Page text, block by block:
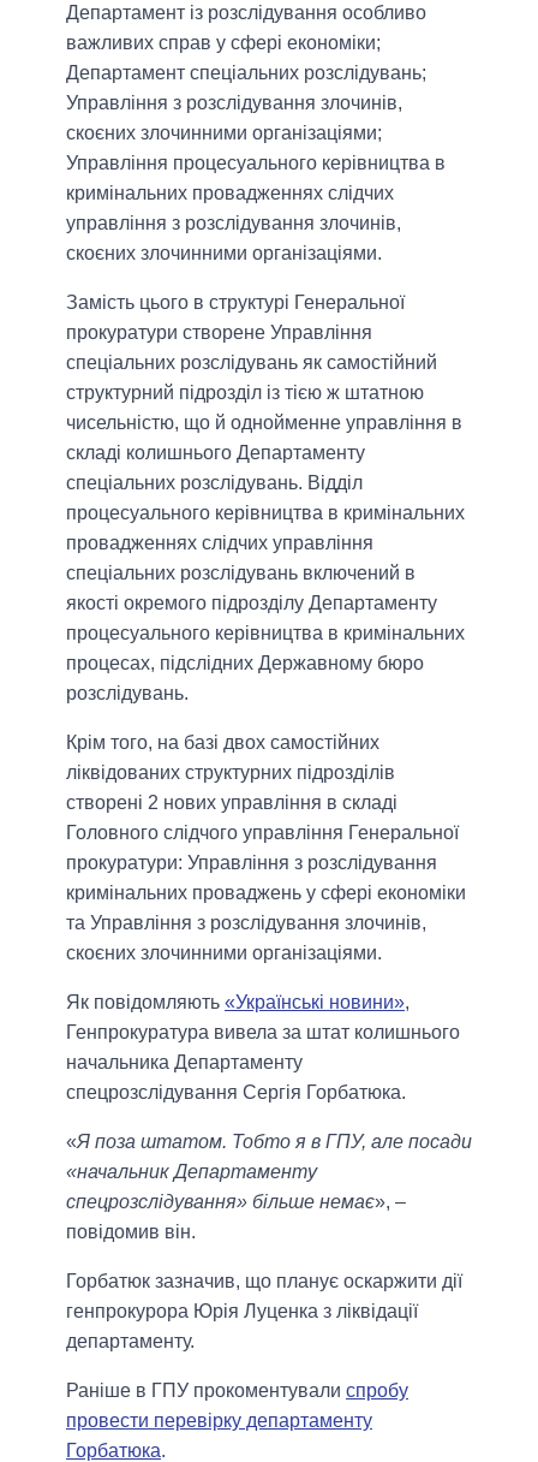
Департамент із розслідування особливо
важливих справ у сфері економіки;
Департамент спеціальних розслідувань;
Управління з розслідування злочинів,
скоєних злочинними організаціями;
Управління процесуального керівництва в
кримінальних провадженнях слідчих
управління з розслідування злочинів,
скоєних злочинними організаціями.
Замість цього в структурі Генеральної
прокуратури створене Управління
спеціальних розслідувань як самостійний
структурний підрозділ із тією ж штатною
чисельністю, що й однойменне управління в
складі колишнього Департаменту
спеціальних розслідувань. Відділ
процесуального керівництва в кримінальних
провадженнях слідчих управління
спеціальних розслідувань включений в
якості окремого підрозділу Департаменту
процесуального керівництва в кримінальних
процесах, підслідних Державному бюро
розслідувань.
Крім того, на базі двох самостійних
ліквідованих структурних підрозділів
створені 2 нових управління в складі
Головного слідчого управління Генеральної
прокуратури: Управління з розслідування
кримінальних проваджень у сфері економіки
та Управління з розслідування злочинів,
скоєних злочинними організаціями.
Як повідомляють «Українські новини»,
Генпрокуратура вивела за штат колишнього
начальника Департаменту
спецрозслідування Сергія Горбатюка.
«Я поза штатом. Тобто я в ГПУ, але посади
«начальник Департаменту
спецрозслідування» більше немає», –
повідомив він.
Горбатюк зазначив, що планує оскаржити дії
генпрокурора Юрія Луценка з ліквідації
департаменту.
Раніше в ГПУ прокоментували спробу
провести перевірку департаменту
Горбатюка.